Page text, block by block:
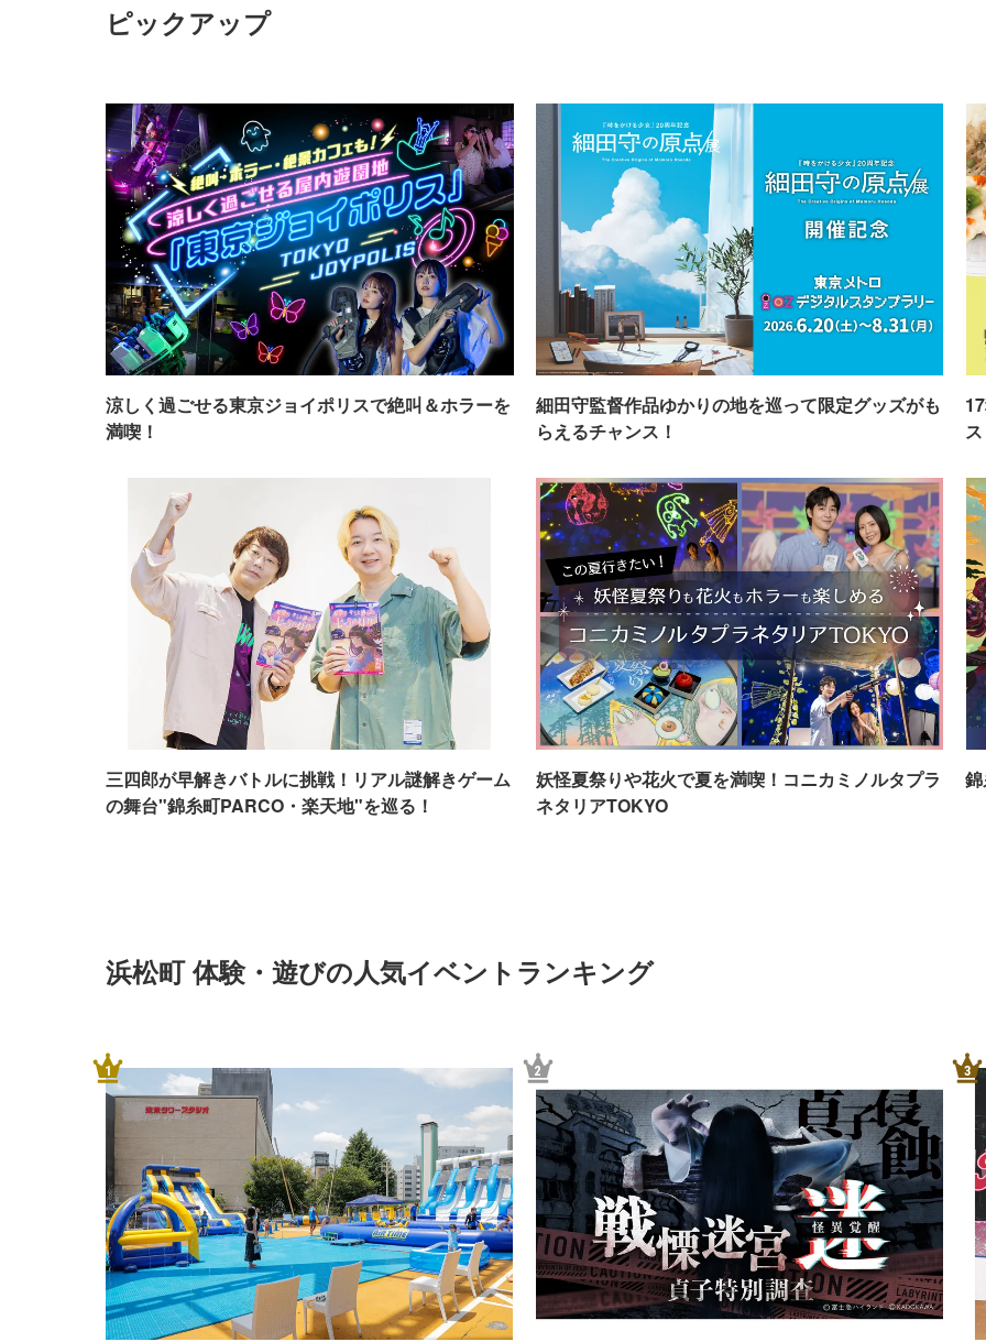
ピックアップ
涼しく過ごせる東京ジョイポリスで絶叫＆ホラーを
満喫！
細田守監督作品ゆかりの地を巡って限定グッズがも
らえるチャンス！
三四郎が早解きバトルに挑戦！リアル謎解きゲーム
の舞台"錦糸町PARCO・楽天地"を巡る！
妖怪夏祭りや花火で夏を満喫！コニカミノルタプラ
ネタリアTOKYO
浜松町 体験・遊びの人気イベントランキング
1 2 3